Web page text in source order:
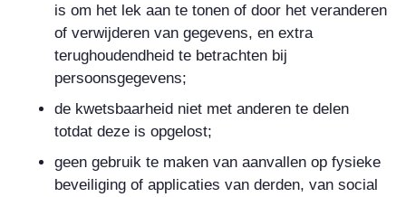
is om het lek aan te tonen of door het veranderen
of verwijderen van gegevens, en extra
terughoudendheid te betrachten bij
persoonsgegevens;
de kwetsbaarheid niet met anderen te delen
totdat deze is opgelost;
geen gebruik te maken van aanvallen op fysieke
beveiliging of applicaties van derden, van social